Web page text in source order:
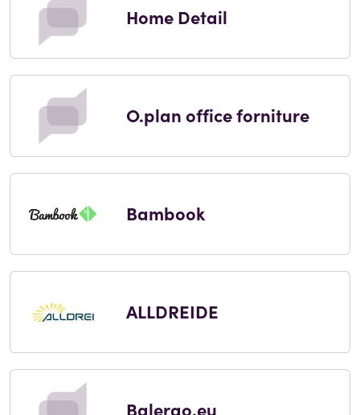
Home Detail
O.plan office forniture
Bambook
ALLDREIDE
Balergo.eu